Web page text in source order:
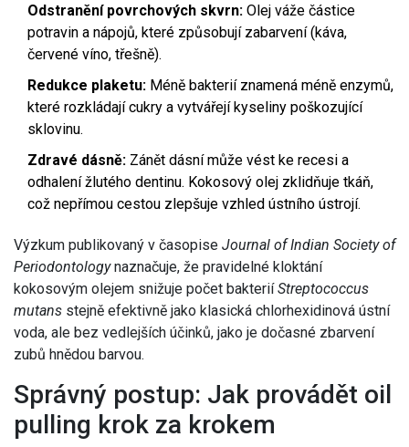
Odstranění povrchových skvrn: Olej váže částice
potravin a nápojů, které způsobují zabarvení (káva,
červené víno, třešně).
Redukce plaketu: Méně bakterií znamená méně enzymů,
které rozkládají cukry a vytvářejí kyseliny poškozující
sklovinu.
Zdravé dásně: Zánět dásní může vést ke recesi a
odhalení žlutého dentinu. Kokosový olej zklidňuje tkáň,
což nepřímou cestou zlepšuje vzhled ústního ústrojí.
Výzkum publikovaný v časopise Journal of Indian Society of
Periodontologynaznačuje, že pravidelné kloktání
kokosovým olejem snižuje počet bakteriíStreptococcus
mutans stejně efektivně jako klasická chlorhexidinová ústní
voda, ale bez vedlejších účinků, jako je dočasné zbarvení
zubů hnědou barvou.
Správný postup: Jak provádět oil
pulling krok za krokem